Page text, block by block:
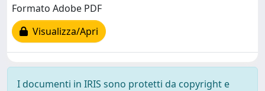
Formato Adobe PDF
Visualizza/Apri
I documenti in IRIS sono protetti da copyright e